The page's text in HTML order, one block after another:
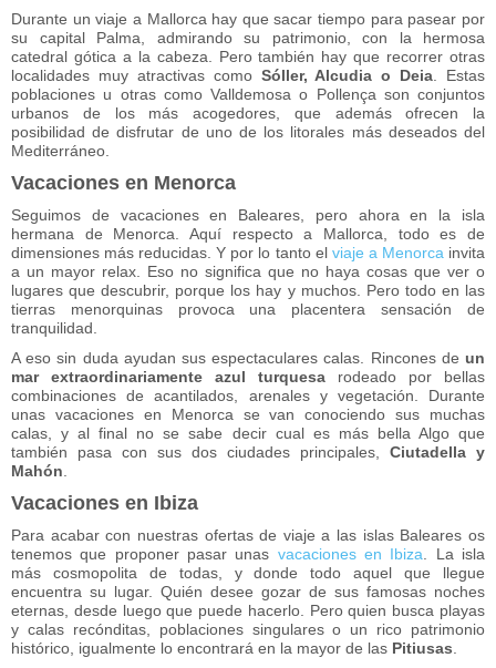
Durante un viaje a Mallorca hay que sacar tiempo para pasear por
su capital Palma, admirando su patrimonio, con la hermosa
catedral gótica a la cabeza. Pero también hay que recorrer otras
localidades muy atractivas como Sóller, Alcudia o Deia . Estas
poblaciones u otras como Valldemosa o Pollença son conjuntos
urbanos de los más acogedores, que además ofrecen la
posibilidad de disfrutar de uno de los litorales más deseados del
Mediterráneo.
Vacaciones en Menorca
Seguimos de vacaciones en Baleares, pero ahora en la isla
hermana de Menorca. Aquí respecto a Mallorca, todo es de
dimensiones más reducidas. Y por lo tanto el viaje a Menorca invita
a un mayor relax. Eso no significa que no haya cosas que ver o
lugares que descubrir, porque los hay y muchos. Pero todo en las
tierras menorquinas provoca una placentera sensación de
tranquilidad.
A eso sin duda ayudan sus espectaculares calas. Rincones de un
mar extraordinariamente azul turquesa rodeado por bellas
combinaciones de acantilados, arenales y vegetación. Durante
unas vacaciones en Menorca se van conociendo sus muchas
calas, y al final no se sabe decir cual es más bella Algo que
también pasa con sus dos ciudades principales, Ciutadella y
Mahón
Vacaciones en Ibiza
Para acabar con nuestras ofertas de viaje a las islas Baleares os
tenemos que proponer pasar unas vacaciones en Ibiza . La isla
más cosmopolita de todas, y donde todo aquel que llegue
encuentra su lugar. Quién desee gozar de sus famosas noches
eternas, desde luego que puede hacerlo. Pero quien busca playas
y calas recónditas, poblaciones singulares o un rico patrimonio
histórico, igualmente lo encontrará en la mayor de las Pitiusas